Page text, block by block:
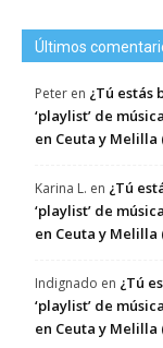
Últimos
Peter en ¿Tú estás
‘playlist’ de
en Ceuta y Melilla
Karina L. en ¿Tú
‘playlist’ de
en Ceuta y Melilla
Indignado en ¿Tú
‘playlist’ de
en Ceuta y Melilla